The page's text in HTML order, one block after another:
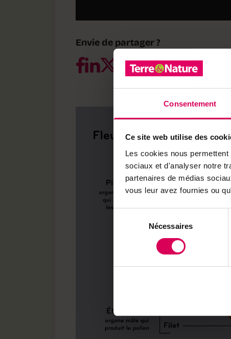
Consentement
Ce site web utilise des
Les cookies nous
sociaux et d'analyser notre
partenaires de médias
vous leur avez fournies ou
consentement
Nécessaires
Envie de partager ?